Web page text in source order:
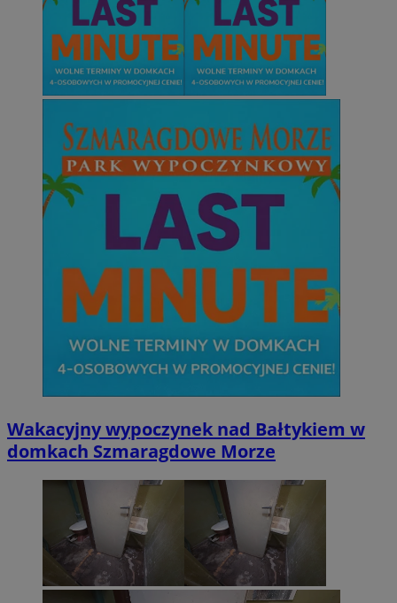
Wakacyjny wypoczynek nad Bałtykiem w
domkach Szmaragdowe Morze